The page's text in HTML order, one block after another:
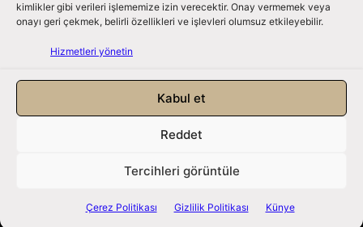
kimlikler gibi verileri işlememize izin verecektir. Onay vermemek veya
onayı geri çekmek, belirli özellikleri ve işlevleri olumsuz etkileyebilir.
Hizmetleri yönetin
Kabul et
Reddet
Tercihleri görüntüle
Çerez Politikası Gizlilik Politikası Künye
Künye|İletişim